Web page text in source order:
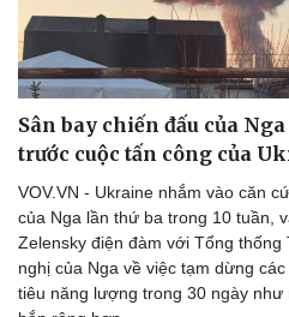
Sân bay chiến đấu của
trước cuộc tấn công của
VOV.VN - Ukraine nhắm vào căn
của Nga lần thứ ba trong 10 tuần,
Zelensky điện đàm với Tổng
nghị của Nga về việc tạm dừng
tiêu năng lượng trong 30 ngày